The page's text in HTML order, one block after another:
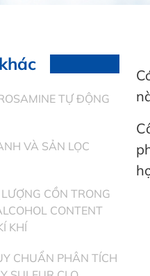
TỰ ĐỘNG
VÀ SẢN LỌC
CỒN TRONG
CONTENT
KHÍ
CHUẨN PHÂN TÍCH